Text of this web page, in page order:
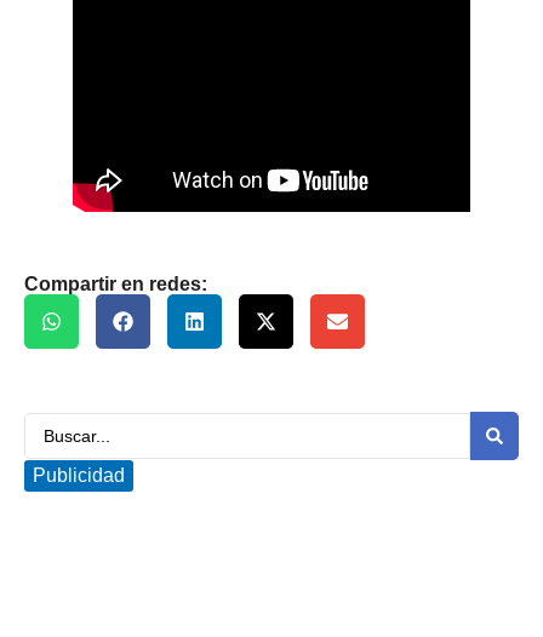
Compartir en redes:
Publicidad